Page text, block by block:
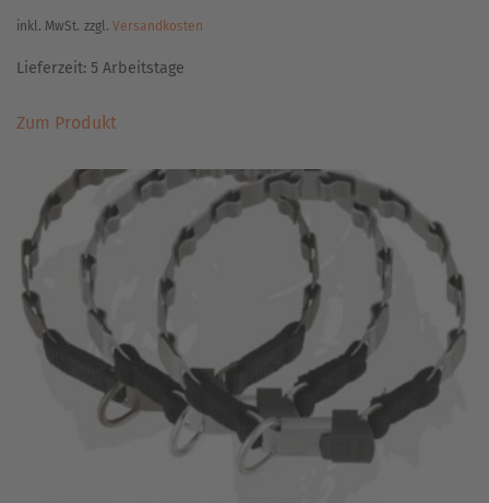
inkl. MwSt. zzgl. Versandkosten
Lieferzeit: 5 Arbeitstage
Zum ProduktProdukt
mehrere
Varianten
auf.
Optionen
können
der
Produktseite
gewählt